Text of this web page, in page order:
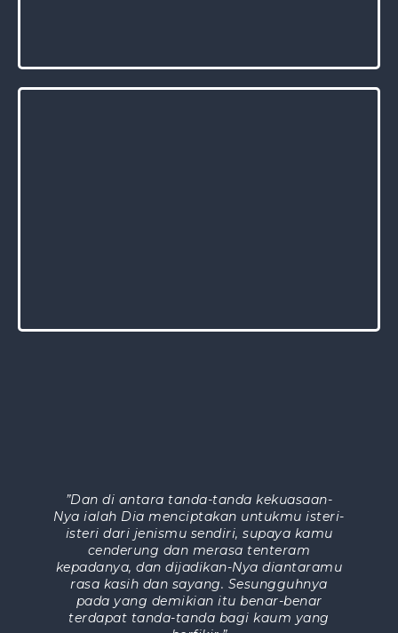
”Dan di antara tanda-tanda kekuasaan-
Nya ialah Dia menciptakan untukmu isteri-
isteri dari jenismu sendiri, supaya kamu
cenderung dan merasa tenteram
kepadanya, dan dijadikan-Nya diantaramu
rasa kasih dan sayang. Sesungguhnya
pada yang demikian itu benar-benar
terdapat tanda-tanda bagi kaum yang